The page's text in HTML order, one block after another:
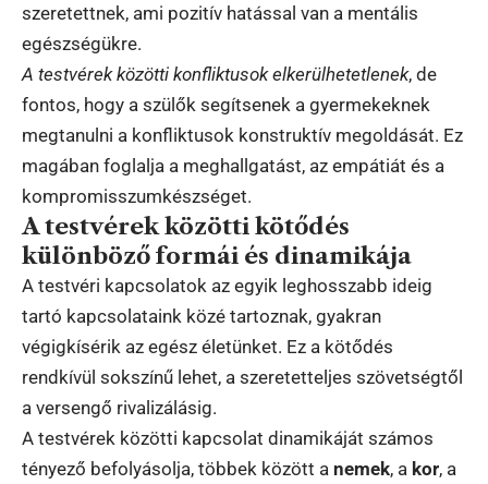
szeretettnek, ami pozitív hatással van a mentális
egészségükre.
A testvérek közötti konfliktusok elkerülhetetlenek, de
fontos, hogy a szülők segítsenek a gyermekeknek
megtanulni a konfliktusok konstruktív megoldását. Ez
magában foglalja a meghallgatást, az empátiát és a
kompromisszumkészséget.
A testvérek közötti kötődés
különböző formái és dinamikája
A testvéri kapcsolatok az egyik leghosszabb ideig
tartó kapcsolataink közé tartoznak, gyakran
végigkísérik az egész életünket. Ez a kötődés
rendkívül sokszínű lehet, a szeretetteljes szövetségtől
a versengő rivalizálásig.
A testvérek közötti kapcsolat dinamikáját számos
tényező befolyásolja, többek között a nemek, a kor, a